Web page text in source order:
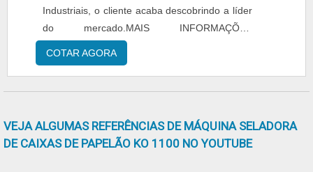
Industriais, o cliente acaba descobrindo a líder
do mercado.MAIS INFORMAÇÕES
RELEVANTES SOBRE O PRODUTOO túnel de
calor serve para encolhimento de produtos e
processo de embalagem plástica de seus
produtos e necessitam de ganho de
COTAR AGORA
VEJA ALGUMAS REFERÊNCIAS DE MÁQUINA SELADORA
DE CAIXAS DE PAPELÃO KO 1100 NO YOUTUBE